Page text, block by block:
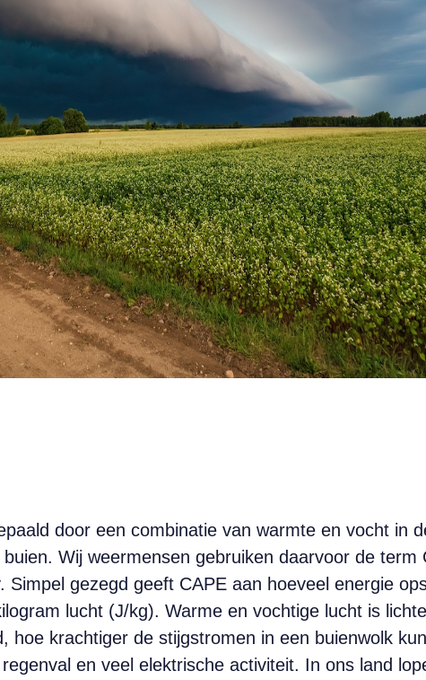
door een combinatie van warmte en vocht in
Wij weermensen gebruiken daarvoor de term
Simpel gezegd geeft CAPE aan hoeveel energie
lucht (J/kg). Warme en vochtige lucht is
hoe krachtiger de stijgstromen in een buienwolk
en veel elektrische activiteit. In ons land